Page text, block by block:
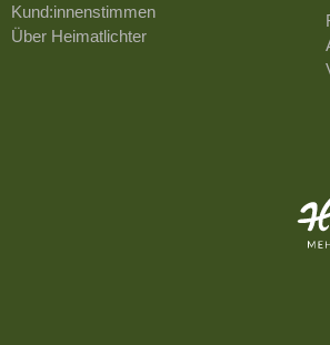
Kund:innenstimmen
Über Heimatlichter